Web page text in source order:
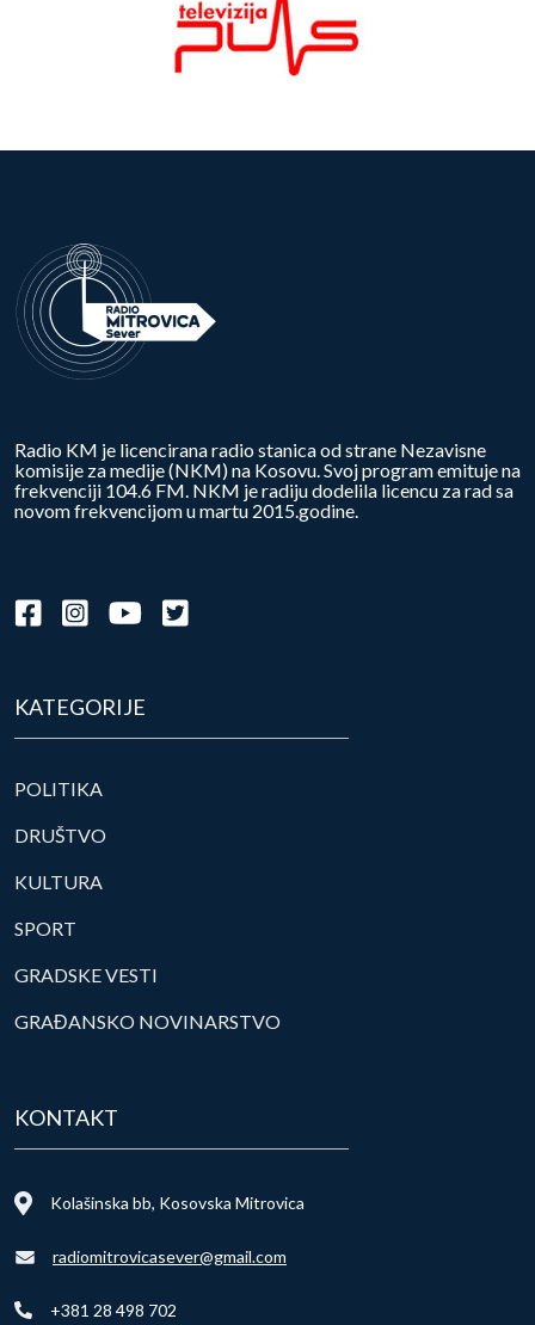
Radio KM je licencirana radio stanica od strane Nezavisne
komisije za medije (NKM) na Kosovu. Svoj program emituje na
frekvenciji 104.6 FM. NKM je radiju dodelila licencu za rad sa
novom frekvencijom u martu 2015.godine.
KATEGORIJE
POLITIKA
DRUŠTVO
KULTURA
SPORT
GRADSKE VESTI
GRAĐANSKO NOVINARSTVO
KONTAKT
Kolašinska bb, Kosovska Mitrovica
radiomitrovicasever@gmail.com
+381 28 498 702